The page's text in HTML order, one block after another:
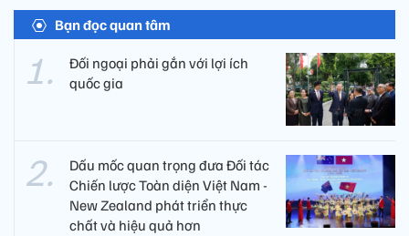
Bạn đọc quan tâm
Đối ngoại phải gắn với lợi ích
quốc gia
Dấu mốc quan trọng đưa Đối tác
Chiến lược Toàn diện Việt Nam -
New Zealand phát triển thực
chất và hiệu quả hơn